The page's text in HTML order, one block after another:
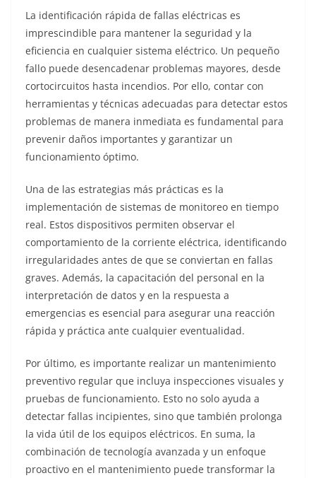
La identificación rápida de fallas eléctricas es
imprescindible para mantener la seguridad y la
eficiencia en cualquier sistema eléctrico. Un pequeño
fallo puede desencadenar problemas mayores, desde
cortocircuitos hasta incendios. Por ello, contar con
herramientas y técnicas adecuadas para detectar estos
problemas de manera inmediata es fundamental para
prevenir daños importantes y garantizar un
funcionamiento óptimo.
Una de las estrategias más prácticas es la
implementación de sistemas de monitoreo en tiempo
real. Estos dispositivos permiten observar el
comportamiento de la corriente eléctrica, identificando
irregularidades antes de que se conviertan en fallas
graves. Además, la capacitación del personal en la
interpretación de datos y en la respuesta a
emergencias es esencial para asegurar una reacción
rápida y práctica ante cualquier eventualidad.
Por último, es importante realizar un mantenimiento
preventivo regular que incluya inspecciones visuales y
pruebas de funcionamiento. Esto no solo ayuda a
detectar fallas incipientes, sino que también prolonga
la vida útil de los equipos eléctricos. En suma, la
combinación de tecnología avanzada y un enfoque
proactivo en el mantenimiento puede transformar la